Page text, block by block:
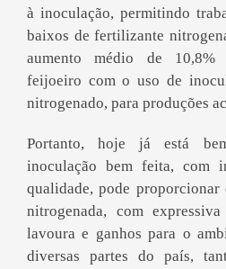
à inoculação, permitindo
baixos de fertilizante
aumento médio de
feijoeiro com o uso de
nitrogenado, para produções
Portanto, hoje já está
inoculação bem feita, com
qualidade, pode proporcionar
nitrogenada, com
lavoura e ganhos para o
diversas partes do país,